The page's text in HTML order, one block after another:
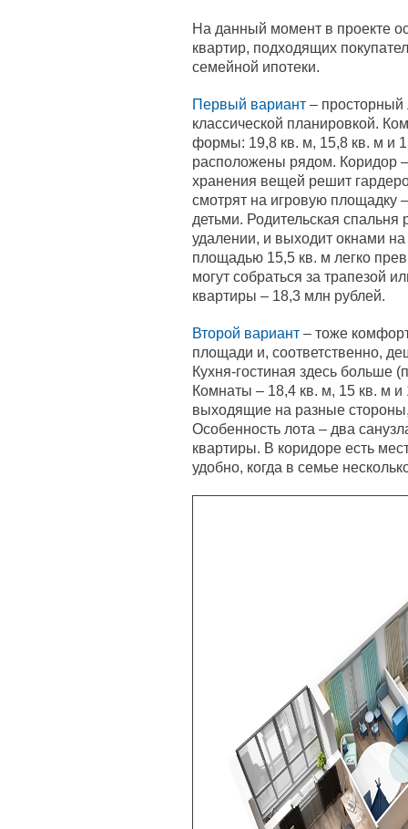
На данный момент в проекте
квартир, подходящих
семейной ипотеки.
Первый вариант –
классической планировкой.
формы: 19,8 кв. м, 15,8 кв. м и
расположены рядом. Коридор
хранения вещей решит
смотрят на игровую площадку
детьми. Родительская
удалении, и выходит окнами
площадью 15,5 кв. м легко
могут собраться за трапезой
квартиры – 18,3 млн рублей.
Второй вариант – тоже
площади и, соответственно,
Кухня-гостиная здесь больше
Комнаты – 18,4 кв. м, 15 кв. м
выходящие на разные
Особенность лота – два
квартиры. В коридоре есть
удобно, когда в семье